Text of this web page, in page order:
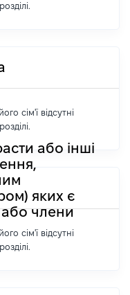
сім'ї відсутні
або інші
яких є
або члени
сім'ї відсутні